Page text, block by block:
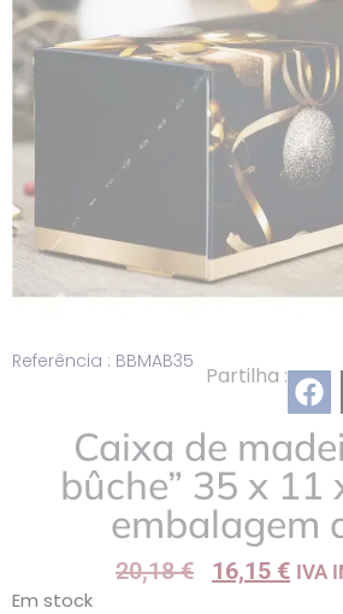
Referência : BBMAB35
Partilha :
Caixa de
bûche” 35 x 11
embalagem
20,18€ 16,15 € IVA
Em stock